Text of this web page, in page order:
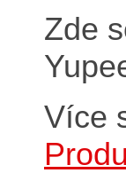
Zde
Více